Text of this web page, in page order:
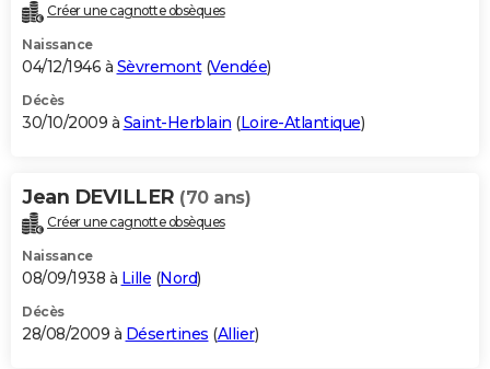
Créer une cagnotte obsèques
Naissance
04/12/1946 à Sèvremont(Vendée)
Décès
30/10/2009 à Saint-Herblain (Loire-Atlantique)
Jean DEVILLER (70 ans)
Créer une cagnotte obsèques
Naissance
08/09/1938 à Lille (Nord)
Décès
28/08/2009 à Désertines (Allier)